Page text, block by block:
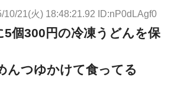
10/21(火) 18:48:21.92 ID:nP0dLAgf0
5個300円の冷凍うどんを保
んつゆかけて食ってる